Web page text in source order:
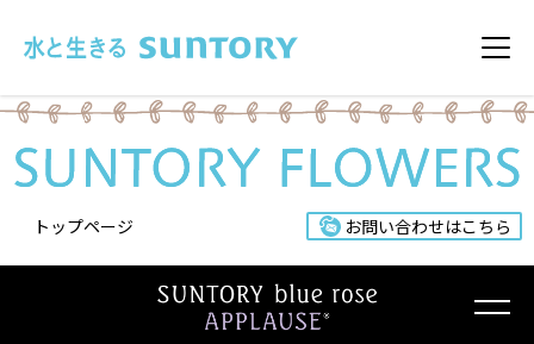
メ
トップページ お問い合わせはこちら